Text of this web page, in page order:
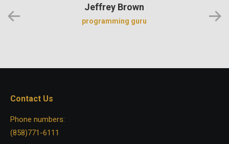
Jeffrey Brown
programming guru
Contact Us
Phone numbers:
(858)771-6111